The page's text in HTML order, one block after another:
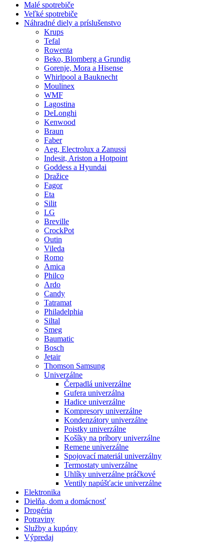
Malé spotrebiče
Veľké spotrebiče
Náhradné diely a príslušenstvo
Krups
Tefal
Rowenta
Beko, Blomberg a Grundig
Gorenje, Mora a Hisense
Whirlpool a Bauknecht
Moulinex
WMF
Lagostina
DeLonghi
Kenwood
Braun
Faber
Aeg, Electrolux a Zanussi
Indesit, Ariston a Hotpoint
Goddess a Hyundai
Dražice
Fagor
Eta
Silit
LG
Breville
CrockPot
Outin
Vileda
Romo
Amica
Philco
Ardo
Candy
Tatramat
Philadelphia
Siltal
Smeg
Baumatic
Bosch
Jetair
Thomson Samsung
Univerzálne
Čerpadlá univerzálne
Gufera univerzálna
Hadice univerzálne
Kompresory univerzálne
Kondenzátory univerzálne
Poistky univerzálne
Košíky na príbory univerzálne
Remene univerzálne
Spojovací materiál univerzálny
Termostaty univerzálne
Uhlíky univerzálne práčkové
Ventily napúšťacie univerzálne
Elektronika
Dielňa, dom a domácnosť
Drogéria
Potraviny
Služby a kupóny
Výpredaj